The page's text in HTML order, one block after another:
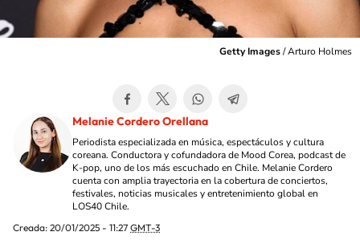
Getty Images/Arturo Holmes
Melanie Cordero Orellana
Periodista especializada en música, espectáculos y cultura
coreana. Conductora y cofundadora de Mood Corea, podcast de
K-pop, uno de los más escuchado en Chile. Melanie Cordero
cuenta con amplia trayectoria en la cobertura de conciertos,
festivales, noticias musicales y entretenimiento global en
LOS40 Chile.
Creada: 20/01/2025 - 11:27 GMT-3